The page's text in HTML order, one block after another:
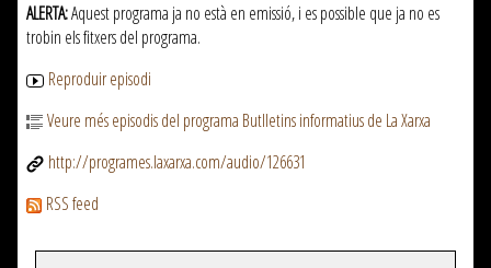
ALERTA:Aquest programa ja no està en emissió, i es possible que ja no es
trobin els fitxers del programa.
Reproduir episodi
Veure més episodis del programa Butlletins informatius de La Xarxa
http://programes.laxarxa.com/audio/126631
RSS feed